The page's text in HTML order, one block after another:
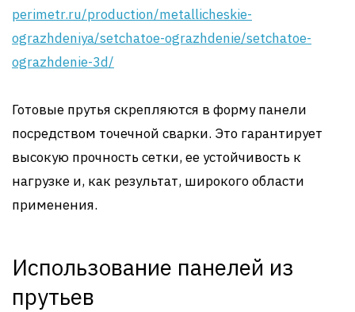
perimetr.ru/production/metallicheskie-
ograzhdeniya/setchatoe-ograzhdenie/setchatoe-
ograzhdenie-3d/
Готовые прутья скрепляются в форму панели
посредством точечной сварки. Это гарантирует
высокую прочность сетки, ее устойчивость к
нагрузке и, как результат, широкого области
применения.
Использование панелей из
прутьев